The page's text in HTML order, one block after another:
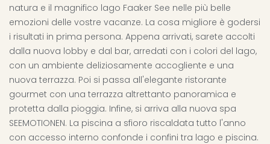
natura e il magnifico lago Faaker See nelle più belle
emozioni delle vostre vacanze. La cosa migliore è godersi
i risultati in prima persona. Appena arrivati, sarete accolti
dalla nuova lobby e dal bar, arredati con i colori del lago,
con un ambiente deliziosamente accogliente e una
nuova terrazza. Poi si passa all'elegante ristorante
gourmet con una terrazza altrettanto panoramica e
protetta dalla pioggia. Infine, si arriva alla nuova spa
SEEMOTIONEN. La piscina a sfioro riscaldata tutto l'anno
con accesso interno confonde i confini tra lago e piscina.